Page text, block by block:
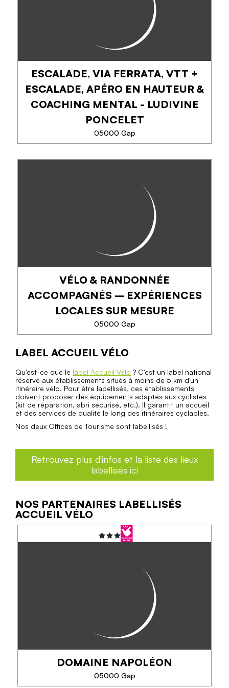
TÉLÉPHONE
EN SAVOIR PLUS
ESCALADE, VIA FERRATA, VTT +
ESCALADE, APÉRO EN HAUTEUR &
COACHING MENTAL - LUDIVINE
PONCELET
05000 Gap
& COACHING MENTAL -
Découvrez l'escalade & la via ferrata avec une
approche unique, idéale pour s'initier ou se
perfectionner. Que ce soit pour une sortie famille,
une grande voie ou un séjour VTT/Escalade....
TÉLÉPHONE
VÉLO & RANDONNÉE
ACCOMPAGNÉS – EXPÉRIENCES
LOCALES SUR MESURE
05000 Gap
VÉLO & RANDONNÉE
ACCOMPAGNÉS –
EXPÉRIENCES LOCALES SUR
MESURE
Explorez la région à vélo ou à pied à travers des
expériences accompagnées, entre découverte des
TÉLÉPHONE
EN SAVOIR PLUS
LABEL ACCUEIL VÉLO
Qu'est-ce que le label Accueil Vélo ? C'est un label national
réservé aux établissements situés à moins de 5 km d'un
itinéraire vélo. Pour être labellisés, ces établissements
doivent proposer des équipements adaptés aux cyclistes
(kit de réparation, abri sécurisé, etc.). Il garantit un accueil
et des services de qualité le long des itinéraires cyclables.
Nos deux Offices de Tourisme sont labellisés !
Retrouvez plus d'infos et la liste des lieux
labellisés ici
NOS PARTENAIRES LABELLISÉS
ACCUEIL VÉLO
DOMAINE NAPOLÉON
05000 Gap